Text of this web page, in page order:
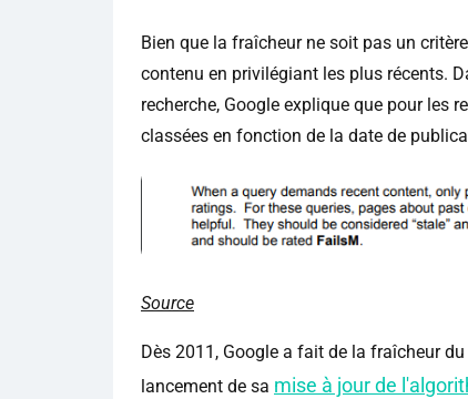
Bien que la fraîcheur ne soit pas un
contenu en privilégiant les plus récents.
recherche, Google explique que pour les
classées en fonction de la date de
Source
Dès 2011, Google a fait de la fraîcheur
lancement de sa mise à jour de